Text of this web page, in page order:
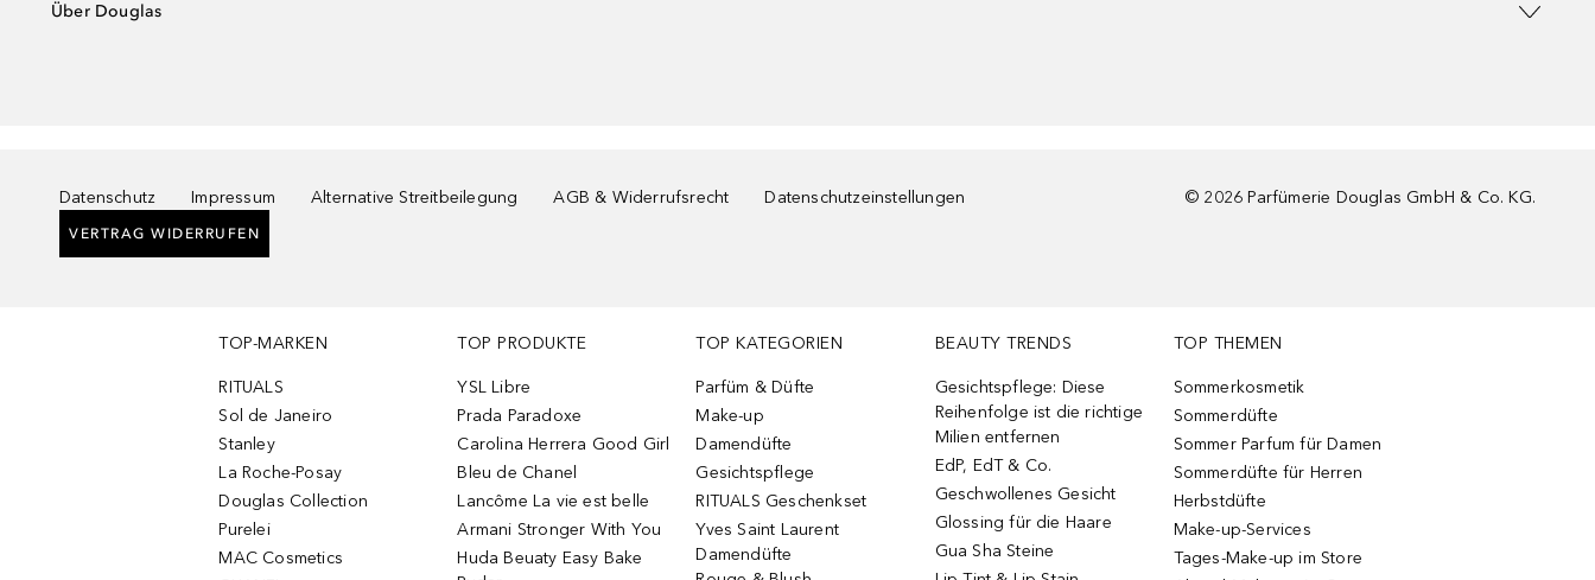
Über Douglas
Datenschutz Impressum Alternative Streitbeilegung AGB & Widerrufsrecht Datenschutzeinstellungen
VERTRAG WIDERRUFEN
© 2026 Parfümerie Douglas GmbH & Co. KG.
TOP-MARKEN
RITUALS
Sol de Janeiro
Stanley
La Roche-Posay
Douglas Collection
Purelei
MAC Cosmetics
TOP PRODUKTE
YSL Libre
Prada Paradoxe
Carolina Herrera Good Girl
Bleu de Chanel
Lancôme La vie est belle
Armani Stronger With You
Huda Beuaty Easy Bake
TOP KATEGORIEN
Parfüm & Düfte
Make-up
Damendüfte
Gesichtspflege
RITUALS Geschenkset
Yves Saint Laurent
Damendüfte
BEAUTY TRENDS
Gesichtspflege: Diese
Reihenfolge ist die richtige
Milien entfernen
EdP, EdT & Co.
Geschwollenes Gesicht
Glossing für die Haare
Gua Sha Steine
TOP THEMEN
Sommerkosmetik
Sommerdüfte
Sommer Parfum für Damen
Sommerdüfte für Herren
Herbstdüfte
Make-up-Services
Tages-Make-up im Store